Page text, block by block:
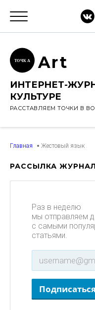
ТОЧК А Art
ИНТЕРНЕТ-
КУЛЬТУРЕ
РАССТАВЛЯЕМ ТОЧКИ В
Главная Жестовый язык
РАССЫЛКА
Раз в неделю
мы отправляем
с самыми
статьями.
Подписаться